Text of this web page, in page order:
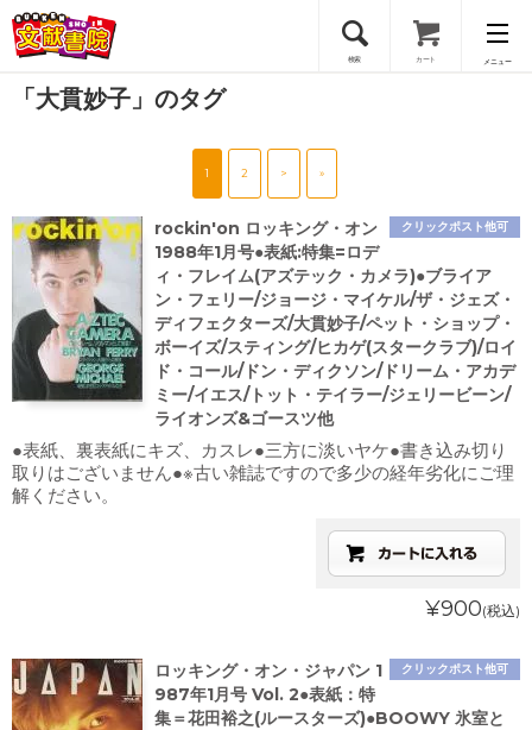
検索 カート メニュー
会員登録
「大貫妙子」のタグ
1 2 > »
クリックポスト他可
rockin'on ロッキング・オン
1988年1月号●表紙:特集=ロデ
ィ・フレイム(アズテック・カメラ)●ブライア
ン・フェリー/ジョージ・マイケル/ザ・ジェズ・
ディフェクターズ/大貫妙子/ペット・ショップ・
ボーイズ/スティング/ヒカゲ(スタークラブ)/ロイ
ド・コール/ドン・ディクソン/ドリーム・アカデ
ミー/イエス/トット・テイラー/ジェリービーン/
ライオンズ&ゴースツ他
●表紙、裏表紙にキズ、カスレ●三方に淡いヤケ●書き込み切り
取りはございません●※古い雑誌ですので多少の経年劣化にご理
解ください。
¥900(税込)
クリックポスト他可
ロッキング・オン・ジャパン 1
987年1月号 Vol. 2●表紙：特
集＝花田裕之(ルースターズ)●BOOWY 氷室と